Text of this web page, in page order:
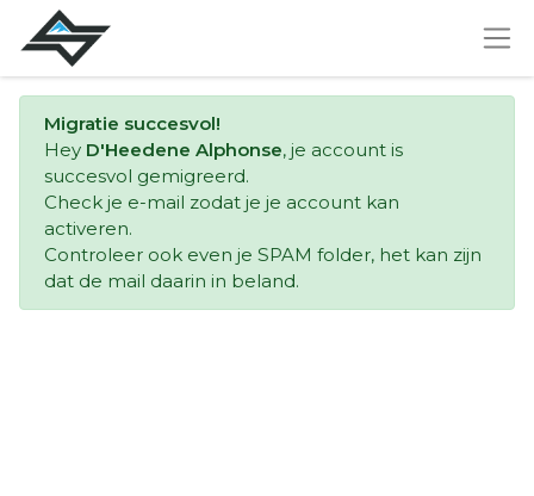
Migratie succesvol!
Hey D'Heedene Alphonse, je account is
succesvol gemigreerd.
Check je e-mail zodat je je account kan
activeren.
Controleer ook even je SPAM folder, het kan zijn
dat de mail daarin in beland.